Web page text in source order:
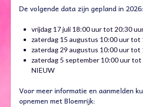
De volgende data zijn gepland in 2026:
vrijdag 17 juli 18:00 uur tot 20:30
zaterdag 15 augustus 10:00 uur tot
zaterdag 29 augustus 10:00 uur tot
zaterdag 5 september 10:00 uur tot
NIEUW
Voor meer informatie en aanmelden
opnemen met Bloemrijk: